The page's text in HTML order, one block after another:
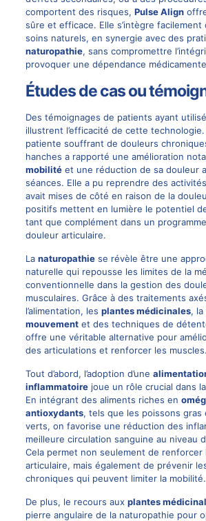
comportent des risques, Pulse Align
sûre et efficace. Elle s’intègre facilement
soins naturels, en synergie avec des
naturopathie, sans compromettre
provoquer une dépendance
Études de cas ou
Des témoignages de patients ayant utilisé
illustrent l’efficacité de cette
patiente souffrant de douleurs
hanches a rapporté une amélioration
mobilitéet une réduction de sa douleur
séances. Elle a pu reprendre des
avait mises de côté en raison de la
positifs mettent en lumière le potentiel
tant que complément dans un
douleur articulaire.
La naturopathiese révèle être une
naturelle qui repousse les limites de la
conventionnelle dans la gestion des
musculaires. Grâce à des traitements
l’alimentation, les plantes médicinales, la
mouvementet des techniques de
offre une véritable alternative pour
des articulations et renforcer les muscles.
Tout d’abord, l’adoption d’une
inflammatoirejoue un rôle crucial dans
En intégrant des aliments riches en
antioxydants, tels que les poissons gras
verts, on favorise une réduction des
meilleure circulation sanguine au niveau
Cela permet non seulement de renforcer
articulaire, mais également de prévenir
chroniques qui peuvent limiter la mobilité.
De plus, le recours aux plantes
pierre angulaire de la naturopathie pour